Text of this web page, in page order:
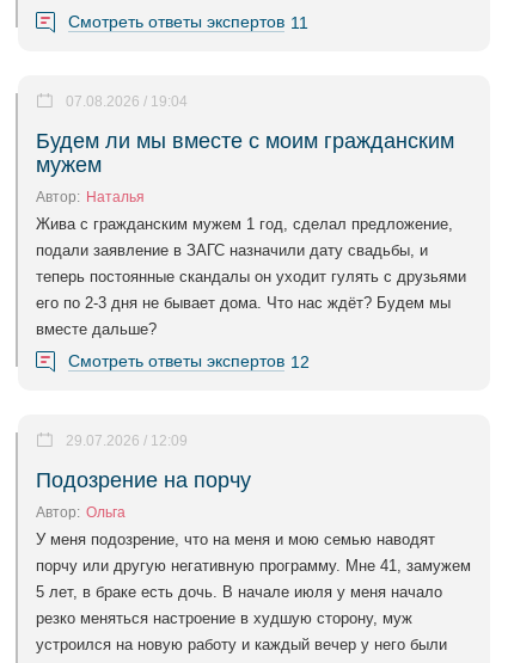
Смотреть ответы экспертов 11
Будем ли мы вместе с моим гражданским
мужем
07.08.2026 / 19:04
Автор: Наталья
Жива с гражданским мужем 1 год, сделал предложение,
подали заявление в ЗАГС назначили дату свадьбы, и
теперь постоянные скандалы он уходит гулять с друзьями
его по 2-3 дня не бывает дома. Что нас ждёт? Будем мы
вместе дальше?
Смотреть ответы экспертов 12
Подозрение на порчу
29.07.2026 / 12:09
Автор: Ольга
У меня подозрение, что на меня и мою семью наводят
порчу или другую негативную программу. Мне 41, замужем
5 лет, в браке есть дочь. В начале июля у меня начало
резко меняться настроение в худшую сторону, муж
устроился на новую работу и каждый вечер у него были